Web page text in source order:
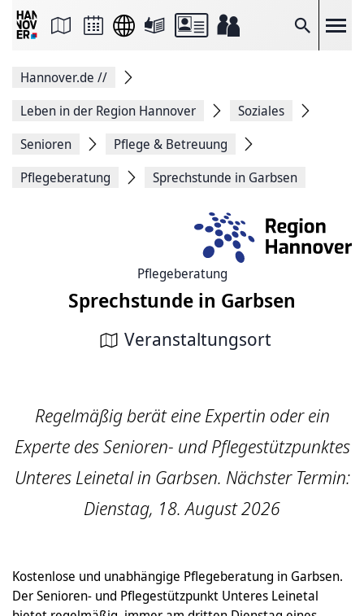
Suche
Seite
Facebook
teilen
Seitenlink
Seite
Hannover.de //
Leben in der Region Hannover
Soziales
Senioren
Pflege & Betreuung
Pflegeberatung
Sprechstunde in Garbsen
Pflegeberatung
Sprechstunde in Garbsen
Veranstaltungsort
Regelmäßig berät eine Expertin oder ein
Experte des Senioren- und Pflegestützpunktes
Unteres Leinetal in Garbsen. Nächster Termin:
Dienstag, 18. August 2026
Kostenlose und unabhängige Pflegeberatung in Garbsen.
Der Senioren- und Pflegestützpunkt Unteres Leinetal